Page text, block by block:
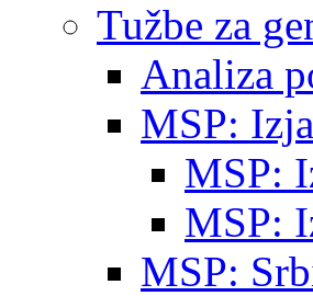
Tužbe za
Analiza
MSP:
MSP:
MSP:
MSP: